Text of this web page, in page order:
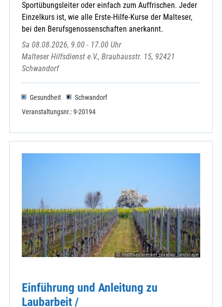
Sportübungsleiter oder einfach zum Auffrischen. Jeder
Einzelkurs ist, wie alle Erste-Hilfe-Kurse der Malteser,
bei den Berufsgenossenschaften anerkannt.
Sa 08.08.2026, 9.00 - 17.00 Uhr
Malteser Hilfsdienst e.V., Brauhausstr. 15, 92421
Schwandorf
Gesundheit
Schwandorf
Veranstaltungsnr.: 9-20194
© matthiasboeckel_pixabay_landscape
Einführung und Anleitung zu
Laubarbeit /